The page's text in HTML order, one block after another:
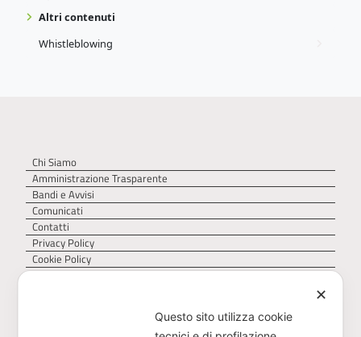
Altri contenuti
Whistleblowing
Chi Siamo
Amministrazione Trasparente
Bandi e Avvisi
Comunicati
Contatti
Privacy Policy
Cookie Policy
✕
Questo sito utilizza cookie